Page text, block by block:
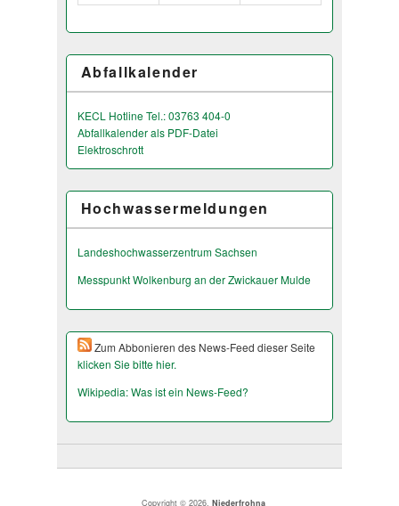
Abfallkalender
KECL Hotline Tel.: 03763 404-0
Abfallkalender als PDF-Datei
Elektroschrott
Hochwassermeldungen
Landeshochwas­serzentrum Sachsen
Messpunkt Wolkenburg an der Zwickauer Mulde
Zum Abbonieren des News-Feed dieser Seite
klicken Sie bitte hier.
Wikipedia: Was ist ein News-Feed?
Copyright © 2026,Niederfrohna